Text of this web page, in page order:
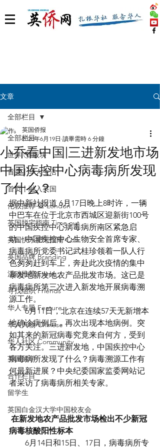
文章
全部栏目
世界 🌎 版块
首页丨华人生活
首页丨融入英国
伦敦推荐 🎡 London
英国脱宅指南 Time out
英国快乐肥宅指南 Cola
英国品牌 Branding
活动推荐 Event
寻找组织 Friends
华人专题 Feature
华人人物 Chinese
华人社区 Community
英国留学
合作栏目
留学生
英国白金汉大学中国校友会
全部栏目
小乔看中国|三进新发地市场
中国疾控中心病毒病所发现
了什么？
英国侨报
2020年6月19日 讀畢需時 6 分鐘
据中新社报道 6月17日晚上8时许，一辆
中巴车在位于北京市西城区迎新街100号
的中国疾控中心病毒病所南区紧急启
动。中国疾控中心生物安全首席专家、
病毒病所党委书记武桂珍领着一队人行
色匆匆赶到车上，奔赴此次疫情的集中
暴发地新发地农产品批发市场。这已是
病毒病所第三次进入新发地开展病毒溯
源工作。
6月11日，北京在连续57天无新增本
地确诊病例后，再次出现本地病例。突
如其来的新冠病毒究竟来自何方，受到
各方关注。三进新发地，中国疾控中心
病毒病所发现了什么？病毒溯源工作有
何最新进展？中央纪委国家监委网站记
者采访了病毒病所相关专家。
在新发地农产品批发市场检出不少新冠
病毒核酸阳性标本
6月14日和15日、17日，病毒病所专